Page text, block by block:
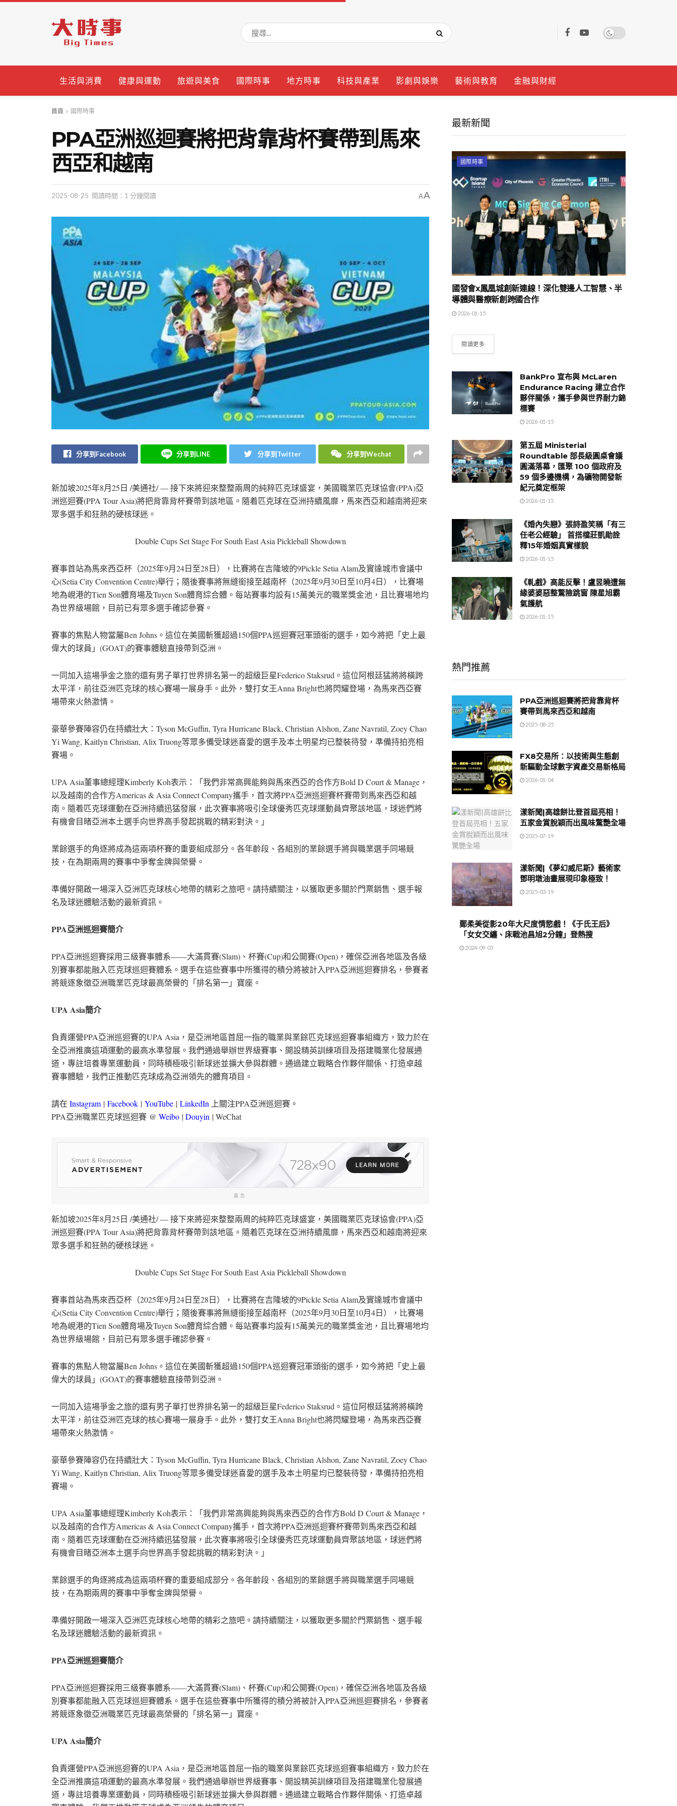
生活與消費 健康與運動 旅遊與美食 國際時事 地方時事 科技與產業 影劇與娛樂 藝術與教育 金融與財經
首頁 國際時事
PPA亞洲巡迴賽將把背靠背杯賽帶到馬來
西亞和越南
2025-08-25 閱讀時間：1 分鐘閱讀 AA
分享到Facebook 分享到LINE 分享到Twitter 分享到Wechat
新加坡2025年8月25日 /美通社/ — 接下來將迎來整整兩周的純粹匹克球盛宴，美國職業匹克球協會(PPA)亞
洲巡迴賽(PPA Tour Asia)將把背靠背杯賽帶到該地區。隨着匹克球在亞洲持續風靡，馬來西亞和越南將迎來
眾多選手和狂熱的硬核球迷。
Double Cups Set Stage For South East Asia Pickleball Showdown
賽事首站為馬來西亞杯（2025年9月24日至28日），比賽將在吉隆坡的9Pickle Setia Alam及實達城市會議中
心(Setia City Convention Centre)舉行；隨後賽事將無縫銜接至越南杯（2025年9月30日至10月4日），比賽場
地為峴港的Tien Son體育場及Tuyen Son體育綜合體。每站賽事均設有15萬美元的職業獎金池，且比賽場地均
為世界級場館，目前已有眾多選手確認參賽。
賽事的焦點人物當屬Ben Johns。這位在美國斬獲超過150個PPA巡迴賽冠軍頭銜的選手，如今將把「史上最
偉大的球員」(GOAT)的賽事體驗直接帶到亞洲。
一同加入這場爭金之旅的還有男子單打世界排名第一的超級巨星Federico Staksrud。這位阿根廷猛將將橫跨
太平洋，前往亞洲匹克球的核心賽場一展身手。此外，雙打女王Anna Bright也將閃耀登場，為馬來西亞賽
場帶來火熱激情。
豪華參賽陣容仍在持續壯大：Tyson McGuffin, Tyra Hurricane Black, Christian Alshon, Zane Navratil, Zoey Chao
Yi Wang, Kaitlyn Christian, Alix Truong等眾多備受球迷喜愛的選手及本土明星均已整裝待發，準備持拍亮相
賽場。
UPA Asia董事總經理Kimberly Koh表示：「我們非常高興能夠與馬來西亞的合作方Bold D Court & Manage，
以及越南的合作方Americas & Asia Connect Company攜手，首次將PPA亞洲巡迴賽杯賽帶到馬來西亞和越
南。隨着匹克球運動在亞洲持續迅猛發展，此次賽事將吸引全球優秀匹克球運動員齊聚該地區，球迷們將
有機會目睹亞洲本土選手向世界高手發起挑戰的精彩對決。」
業餘選手的角逐將成為這兩項杯賽的重要組成部分。各年齡段、各組別的業餘選手將與職業選手同場競
技，在為期兩周的賽事中爭奪金牌與榮譽。
準備好開啟一場深入亞洲匹克球核心地帶的精彩之旅吧。請持續關注，以獲取更多關於門票銷售、選手報
名及球迷體驗活動的最新資訊。
PPA亞洲巡迴賽簡介
PPA亞洲巡迴賽採用三級賽事體系——大滿貫賽(Slam)、杯賽(Cup)和公開賽(Open)，確保亞洲各地區及各級
別賽事都能融入匹克球巡迴賽體系。選手在這些賽事中所獲得的積分將被計入PPA亞洲巡迴賽排名，參賽者
將競逐象徵亞洲職業匹克球最高榮譽的「排名第一」寶座。
UPA Asia簡介
負責運營PPA亞洲巡迴賽的UPA Asia，是亞洲地區首屈一指的職業與業餘匹克球巡迴賽事組織方，致力於在
全亞洲推廣這項運動的最高水準發展。我們通過舉辦世界級賽事、開設精英訓練項目及搭建職業化發展通
道，專註培養專業運動員，同時積極吸引新球迷並擴大參與群體。通過建立戰略合作夥伴關係、打造卓越
賽事體驗，我們正推動匹克球成為亞洲領先的體育項目。
請在 Instagram | Facebook | YouTube | LinkedIn 上關注PPA亞洲巡迴賽。
PPA亞洲職業匹克球巡迴賽 @ Weibo |Douyin | WeChat
廣告
新加坡2025年8月25日 /美通社/ — 接下來將迎來整整兩周的純粹匹克球盛宴，美國職業匹克球協會(PPA)亞
洲巡迴賽(PPA Tour Asia)將把背靠背杯賽帶到該地區。隨着匹克球在亞洲持續風靡，馬來西亞和越南將迎來
眾多選手和狂熱的硬核球迷。
Double Cups Set Stage For South East Asia Pickleball Showdown
賽事首站為馬來西亞杯（2025年9月24日至28日），比賽將在吉隆坡的9Pickle Setia Alam及實達城市會議中
心(Setia City Convention Centre)舉行；隨後賽事將無縫銜接至越南杯（2025年9月30日至10月4日），比賽場
地為峴港的Tien Son體育場及Tuyen Son體育綜合體。每站賽事均設有15萬美元的職業獎金池，且比賽場地均
為世界級場館，目前已有眾多選手確認參賽。
賽事的焦點人物當屬Ben Johns。這位在美國斬獲超過150個PPA巡迴賽冠軍頭銜的選手，如今將把「史上最
偉大的球員」(GOAT)的賽事體驗直接帶到亞洲。
一同加入這場爭金之旅的還有男子單打世界排名第一的超級巨星Federico Staksrud。這位阿根廷猛將將橫跨
太平洋，前往亞洲匹克球的核心賽場一展身手。此外，雙打女王Anna Bright也將閃耀登場，為馬來西亞賽
場帶來火熱激情。
豪華參賽陣容仍在持續壯大：Tyson McGuffin, Tyra Hurricane Black, Christian Alshon, Zane Navratil, Zoey Chao
Yi Wang, Kaitlyn Christian, Alix Truong等眾多備受球迷喜愛的選手及本土明星均已整裝待發，準備持拍亮相
賽場。
UPA Asia董事總經理Kimberly Koh表示：「我們非常高興能夠與馬來西亞的合作方Bold D Court & Manage，
以及越南的合作方Americas & Asia Connect Company攜手，首次將PPA亞洲巡迴賽杯賽帶到馬來西亞和越
南。隨着匹克球運動在亞洲持續迅猛發展，此次賽事將吸引全球優秀匹克球運動員齊聚該地區，球迷們將
有機會目睹亞洲本土選手向世界高手發起挑戰的精彩對決。」
業餘選手的角逐將成為這兩項杯賽的重要組成部分。各年齡段、各組別的業餘選手將與職業選手同場競
技，在為期兩周的賽事中爭奪金牌與榮譽。
準備好開啟一場深入亞洲匹克球核心地帶的精彩之旅吧。請持續關注，以獲取更多關於門票銷售、選手報
名及球迷體驗活動的最新資訊。
PPA亞洲巡迴賽簡介
PPA亞洲巡迴賽採用三級賽事體系——大滿貫賽(Slam)、杯賽(Cup)和公開賽(Open)，確保亞洲各地區及各級
別賽事都能融入匹克球巡迴賽體系。選手在這些賽事中所獲得的積分將被計入PPA亞洲巡迴賽排名，參賽者
將競逐象徵亞洲職業匹克球最高榮譽的「排名第一」寶座。
UPA Asia簡介
負責運營PPA亞洲巡迴賽的UPA Asia，是亞洲地區首屈一指的職業與業餘匹克球巡迴賽事組織方，致力於在
全亞洲推廣這項運動的最高水準發展。我們通過舉辦世界級賽事、開設精英訓練項目及搭建職業化發展通
道，專註培養專業運動員，同時積極吸引新球迷並擴大參與群體。通過建立戰略合作夥伴關係、打造卓越
最新新聞
國際時事
國發會x鳳凰城創新連線！深化雙邊人工智慧、半
導體與醫療新創跨國合作
2026-01-15
閱讀更多
BankPro 宣布與 McLaren
Endurance Racing 建立合作
夥伴關係，攜手參與世界耐力錦
標賽
2026-01-15
第五屆 Ministerial
Roundtable 部長級圓桌會議
圓滿落幕，匯聚 100 個政府及
59 個多邊機構，為礦物開發新
紀元奠定框架
2026-01-15
《婚內失戀》張詩盈笑稱「有三
任老公經驗」 首搭檔莊凱勛詮
釋15年婚姻真實樣貌
2026-01-15
《軋戲》高能反擊！盧昱曉遭無
緣婆婆惡整驚險跳窗 陳星旭霸
氣護航
2026-01-15
熱門推薦
PPA亞洲巡迴賽將把背靠背杯
賽帶到馬來西亞和越南
2025-08-25
FX8交易所：以技術與生態創
新驅動全球數字資產交易新格局
2026-01-04
漾新聞|高雄餅比登首屆亮相！
五家金賞脫穎而出風味驚艷全場
2025-07-19
漾新聞|《夢幻威尼斯》藝術家
鄧明墩油畫展現印象極致！
2025-03-19
鄭柔美從影20年大尺度情慾戲！《于氏王后》
「女女交纏、床戰池昌旭2分鐘」登熱搜
2024-09-03